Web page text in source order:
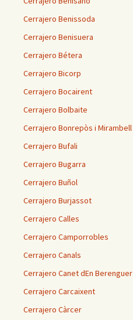
Cerrajero Benissoda
Cerrajero Benisuera
Cerrajero Bétera
Cerrajero Bicorp
Cerrajero Bocairent
Cerrajero Bolbaite
Cerrajero Bonrepòs i Mirambell
Cerrajero Bufali
Cerrajero Bugarra
Cerrajero Buñol
Cerrajero Burjassot
Cerrajero Calles
Cerrajero Camporrobles
Cerrajero Canals
Cerrajero Canet dEn Berenguer
Cerrajero Carcaixent
Cerrajero Càrcer